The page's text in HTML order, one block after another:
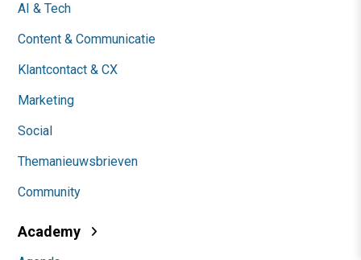
AI & Tech
Content & Communicatie
Klantcontact & CX
Marketing
Social
Themanieuwsbrieven
Community
Academy